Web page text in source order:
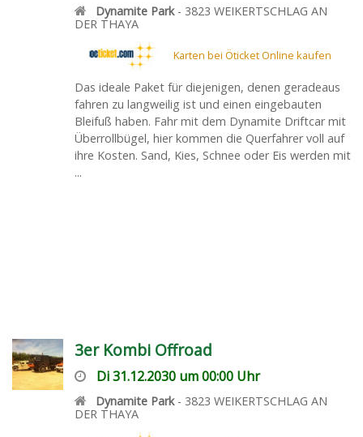
Dynamite Park- 3823 WEIKERTSCHLAG AN
DER THAYA
Karten bei Öticket Online kaufen
Das ideale Paket für diejenigen, denen geradeaus
fahren zu langweilig ist und einen eingebauten
Bleifuß haben. Fahr mit dem Dynamite Driftcar mit
Überrollbügel, hier kommen die Querfahrer voll auf
ihre Kosten. Sand, Kies, Schnee oder Eis werden mit
...
3er Kombi Offroad
Di 31.12.2030 um 00:00 Uhr
Dynamite Park- 3823 WEIKERTSCHLAG AN
DER THAYA